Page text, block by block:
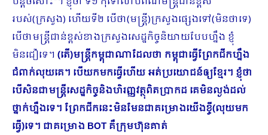
របស់(ក្រសួង) ហើយទី២ បើថា(មន្ត្រី)ក្រសួងផ្សេងទៅ(មិនថាទេ)
បើថាមន្រ្តីជាន់ខ្ពស់ខាងក្រសួងសេដ្ឋកិច្ចនិយាយបែបហ្នឹង ខ្ញុំ
មិនជឿទេ។ (តើ)មន្រ្តីកម្ពុជាណាដែលថា កម្ពុជា​ធ្វើព្រែកជីកហ្នឹង
ជំពាក់លុយគេ។ បើយកមកធ្វើហើយ អត់ប្រយោជន៍ឲ្យខ្មែរ។ ខ្ញុំថា
បើសិនជាមន្រ្តីសេដ្ឋកិច្ចនិងហិរញ្ញវត្ថុពិតប្រា​កដ គេមិនល្ងង់ដល់
ថ្នាក់ហ្នឹងទេ។ ព្រែកជីកនេះមិនមែនជាគម្រោងយើងខ្ចី(លុយមក
ធ្វើ)ទេ។ ជាគម្រោង BOT គឺក្រុមហ៊ុនគាត់